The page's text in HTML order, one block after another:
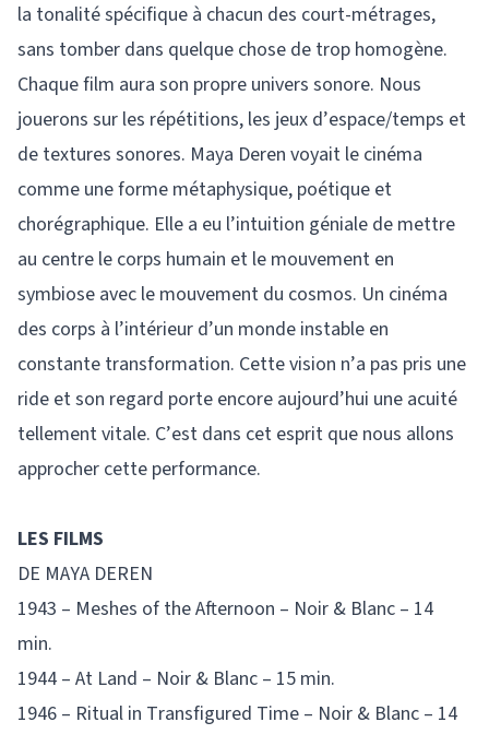
la tonalité spécifique à chacun des court-métrages,
sans tomber dans quelque chose de trop homogène.
Chaque film aura son propre univers sonore. Nous
jouerons sur les répétitions, les jeux d’espace/temps et
de textures sonores. Maya Deren voyait le cinéma
comme une forme métaphysique, poétique et
chorégraphique. Elle a eu l’intuition géniale de mettre
au centre le corps humain et le mouvement en
symbiose avec le mouvement du cosmos. Un cinéma
des corps à l’intérieur d’un monde instable en
constante transformation. Cette vision n’a pas pris une
ride et son regard porte encore aujourd’hui une acuité
tellement vitale. C’est dans cet esprit que nous allons
approcher cette performance.
LES FILMS
DE MAYA DEREN
1943 – Meshes of the Afternoon – Noir & Blanc – 14
min.
1944 – At Land – Noir & Blanc – 15 min.
1946 – Ritual in Transfigured Time – Noir & Blanc – 14